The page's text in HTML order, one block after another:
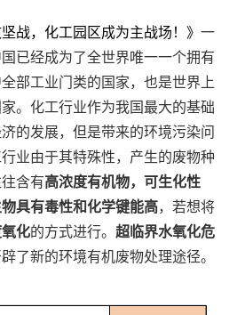
坚战，化工园区成为主战场！》 一
已经成为了全世界唯一一个拥有
部工业门类的国家，也是世界上
。化工行业作为我国最大的基础
的发展，但是带来的环境污染问
业由于其特殊性，产生的废物种
含有高浓度有机物，可生化性
具有毒性和化学键能高，若想将
化的方式进行。 超临界水氧化危
了新的环境有机废物处理途径。